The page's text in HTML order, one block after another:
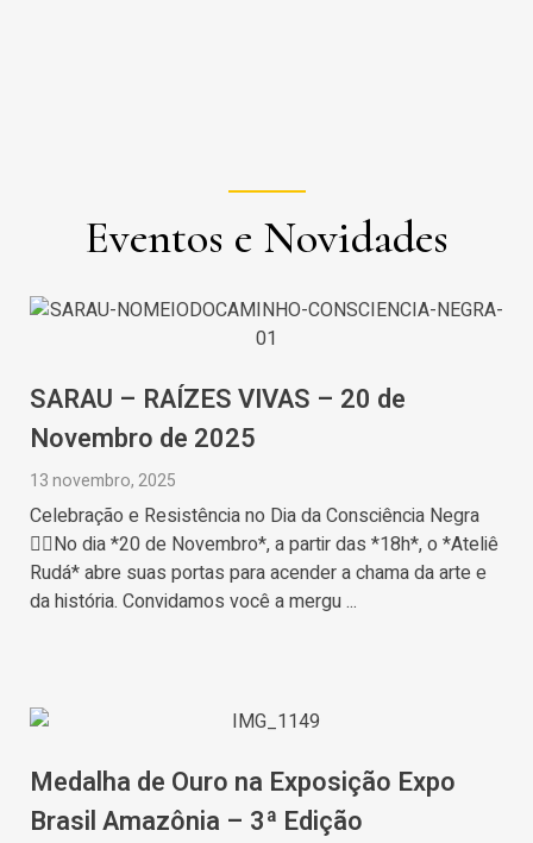
Eventos e Novidades
SARAU – RAÍZES VIVAS – 20 de
Novembro de 2025
13 novembro, 2025
Celebração e Resistência no Dia da Consciência Negra
✊🏾No dia *20 de Novembro*, a partir das *18h*, o *Ateliê
Rudá* abre suas portas para acender a chama da arte e
da história. Convidamos você a mergu ...
Medalha de Ouro na Exposição Expo
Brasil Amazônia – 3ª Edição